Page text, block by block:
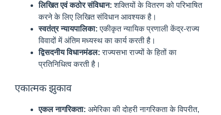
लिखित एवं कठोर संविधान: शक्तियों के वितरण को परिभाषित
करने के लिए लिखित संविधान आवश्यक है।
स्वतंत्र न्यायपालिका: एकीकृत न्यायिक प्रणाली केंद्र-राज्य
विवादों में अंतिम मध्यस्थ का कार्य करती है।
द्विसदनीय विधानमंडल: राज्यसभा राज्यों के हितों का
प्रतिनिधित्व करती है।
एकात्मक झुकाव
एकल नागरिकता: अमेरिका की दोहरी नागरिकता के विपरीत,